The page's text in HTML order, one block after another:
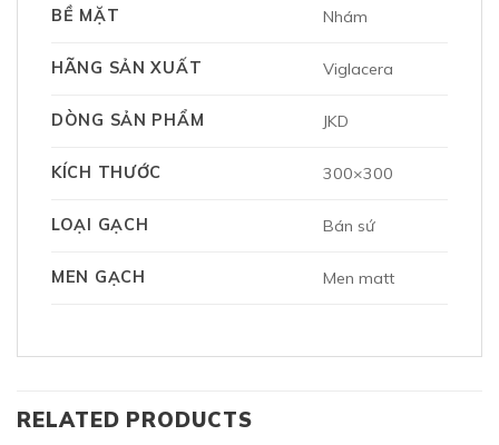
BỀ MẶT Nhám
HÃNG SẢN XUẤT Viglacera
DÒNG SẢN PHẨM JKD
KÍCH THƯỚC 300×300
LOẠI GẠCH Bán sứ
MEN GẠCH Men matt
RELATED PRODUCTS